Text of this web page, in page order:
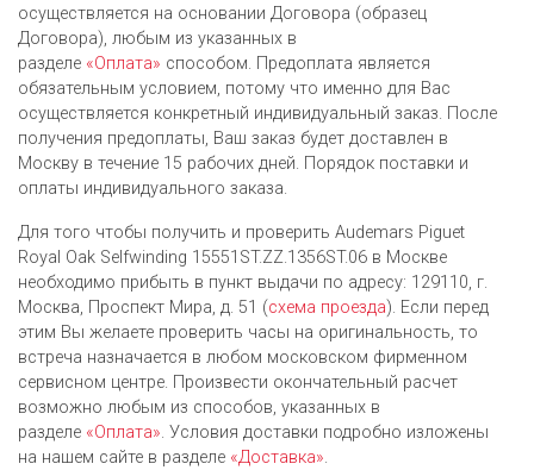
осуществляется на основании Договора (образец
Договора), любым из указанных в
разделе «Оплата» способом. Предоплата является
обязательным условием, потому что именно для Вас
осуществляется конкретный индивидуальный заказ. После
получения предоплаты, Ваш заказ будет доставлен в
Москву в течение 15 рабочих дней. Порядок поставки и
оплаты индивидуального заказа.
Для того чтобы получить и проверить Audemars Piguet
Royal Oak Selfwinding 15551ST.ZZ.1356ST.06 в Москве
необходимо прибыть в пункт выдачи по адресу: 129110, г.
Москва, Проспект Мира, д. 51 (схема проезда). Если перед
этим Вы желаете проверить часы на оригинальность, то
встреча назначается в любом московском фирменном
сервисном центре. Произвести окончательный расчет
возможно любым из cпособов, указанных в
разделе «Оплата». Условия доставки подробно изложены
на нашем сайте в разделе «Доставка».